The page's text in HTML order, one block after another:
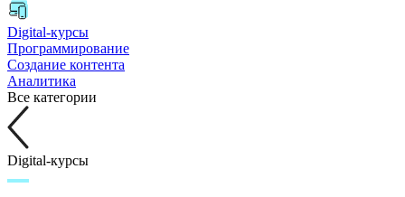
Digital-курсы
Программирование
Создание контента
Аналитика
Все категории
Digital-курсы